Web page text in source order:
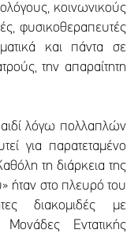
κοινωνικούς
φυσικοθεραπευτές
και πάντα σε
την απαραίτητη
λόγω πολλαπλών
για παρατεταμένο
τη διάρκεια της
ήταν στο πλευρό του
διακομιδές με
Μονάδες Εντατικής